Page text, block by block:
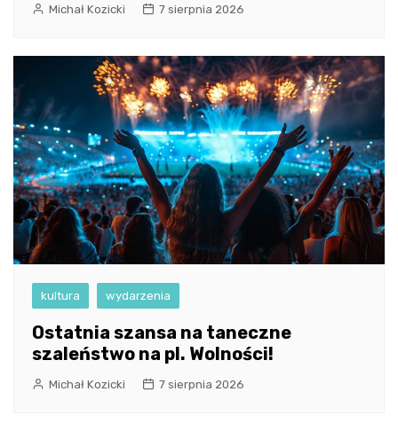
Michał Kozicki 7 sierpnia 2026
kultura wydarzenia
Ostatnia szansa na taneczne
szaleństwo na pl. Wolności!
Michał Kozicki 7 sierpnia 2026